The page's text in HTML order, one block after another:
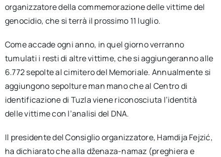
organizzatore della commemorazione delle vittime del
genocidio, che si terrà il prossimo 11 luglio.
Come accade ogni anno, in quel giorno verranno
tumulati i resti di altre vittime, che si aggiungeranno alle
6.772 sepolte al cimitero del Memoriale. Annualmente si
aggiungono sepolture man mano che al Centro di
identificazione di Tuzla viene riconosciuta l’identità
delle vittime con l’analisi del DNA.
Il presidente del Consiglio organizzatore, Hamdija Fejzić,
ha dichiarato che alla dženaza-namaz (preghiera e